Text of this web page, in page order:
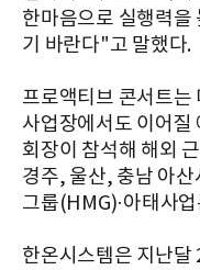
한마음으로 실행력을
기 바란다"고 말했다.
프로액티브 콘서트는
사업장에서도 이어질
회장이 참석해 해외
경주, 울산, 충남 아
그룹(HMG)·아태사
한온시스템은 지난달